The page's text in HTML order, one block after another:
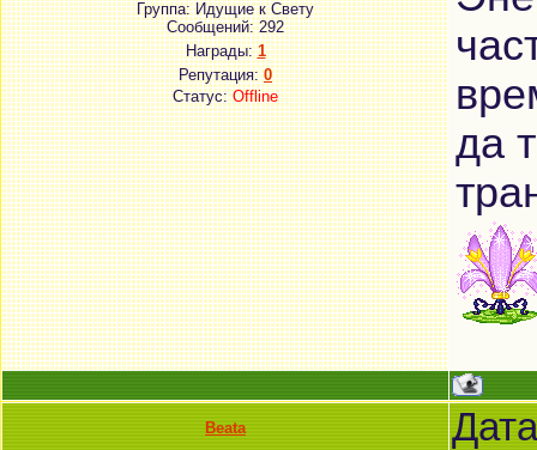
Группа: Идущие к Свету
Сообщений:292
Награды:1
Репутация:0
Статус:Offline
да
Beata